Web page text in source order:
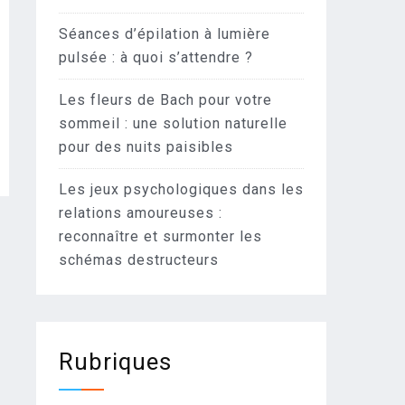
Séances d’épilation à lumière
pulsée : à quoi s’attendre ?
Les fleurs de Bach pour votre
sommeil : une solution naturelle
pour des nuits paisibles
Les jeux psychologiques dans les
relations amoureuses :
reconnaître et surmonter les
schémas destructeurs
Rubriques